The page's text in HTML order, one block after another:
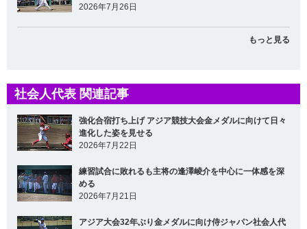
2026年7月26日
もっと見る
社会人代表 関連記事
強化合宿打ち上げ アジア競技大会金メダルに向けて日々
進化した姿を見せる
2026年7月22日
練習試合に敗れるも主将の逢澤崚介を中心に一体感を深
める
2026年7月21日
アジア大会32年ぶり金メダルに向け侍ジャパン社会人代